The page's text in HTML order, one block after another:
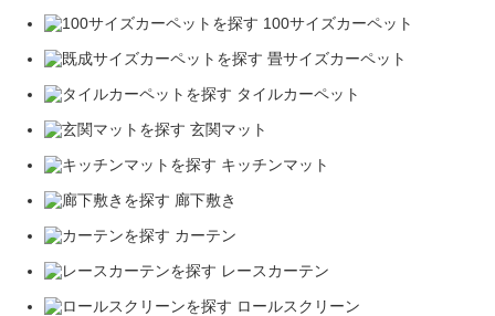
100サイズカーペット
畳サイズカーペット
タイルカーペット
玄関マット
キッチンマット
廊下敷き
カーテン
レースカーテン
ロールスクリーン